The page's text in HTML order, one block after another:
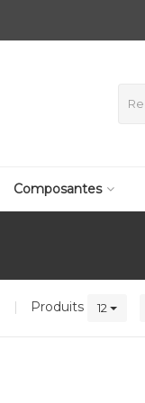
Composantes
| Produits 12